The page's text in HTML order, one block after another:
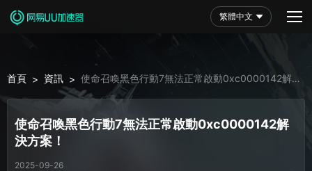
繁體中文
首頁 > 資訊 > 使命召喚黑色行動7無法正常啟動0xc0000142解
決方案！
使命召喚黑色行動7無法正常啟動0xc0000142解
決方案！
2025-09-26